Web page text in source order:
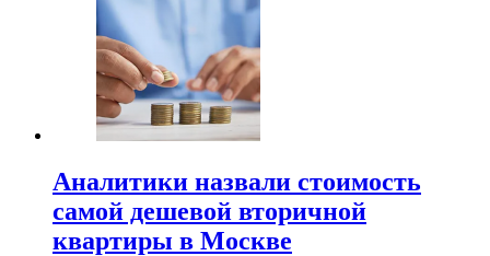
Аналитики назвали стоимость
самой дешевой вторичной
квартиры в Москве